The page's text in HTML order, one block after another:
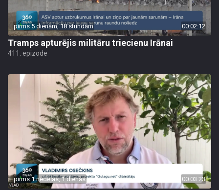
pirms 5 dienām, 18 stundām 00:02:12
Tramps apturējis militāru triecienu Irānai
411. epizode
pirms 1 nedēļas, 1 dienas 00:03:23